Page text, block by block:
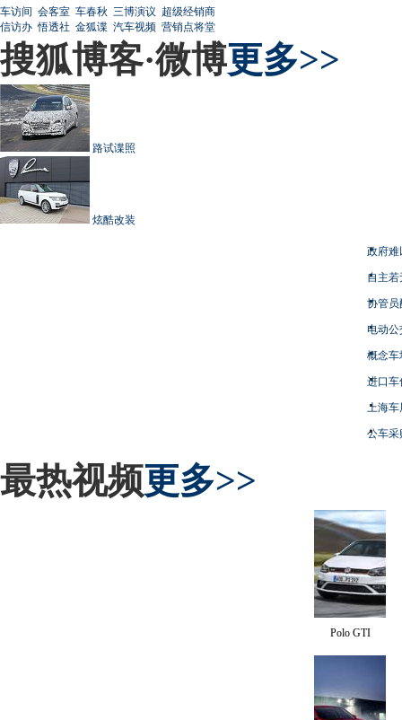
车访间 会客室 车春秋 三博演议 超级经销商
信访办 悟透社 金狐谍 汽车视频 营销点将堂
搜狐博客·微博更多>>
路试谍照
炫酷改装
政府难
自主
协管员
电动
概念车
进口车
上海
公车采
最热视频更多>>
Polo GTI